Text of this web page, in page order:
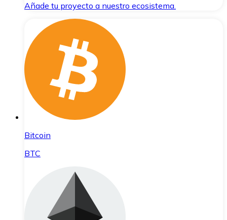
Añade tu proyecto a nuestro ecosistema.
Bitcoin
BTC